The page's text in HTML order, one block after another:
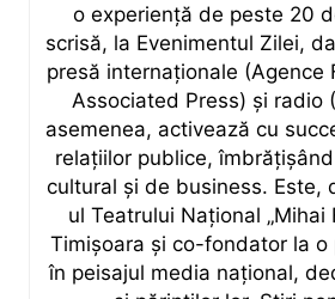
o experiență de peste 20
scrisă, la Evenimentul Zilei,
presă internaționale (Agence
Associated Press) și radio
asemenea, activează cu
relațiilor publice,
cultural și de business. Este,
ul Teatrului Național „Mihai
Timișoara și co-fondator la o
în peisajul media național,